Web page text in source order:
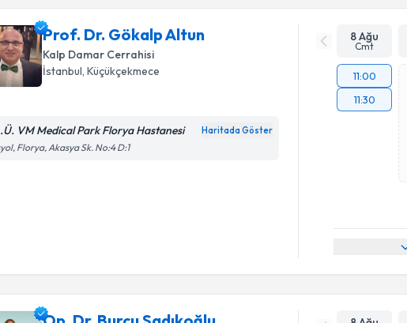
Prof. Dr. Gökalp Altun
Kalp Damar Cerrahisi
İstanbul,Küçükçekmece
VM Medical Park Florya Hastanesi Haritada Göster
Florya, Akasya Sk. No:4 D:1
8 Ağu
Cmt
11:00
11:30